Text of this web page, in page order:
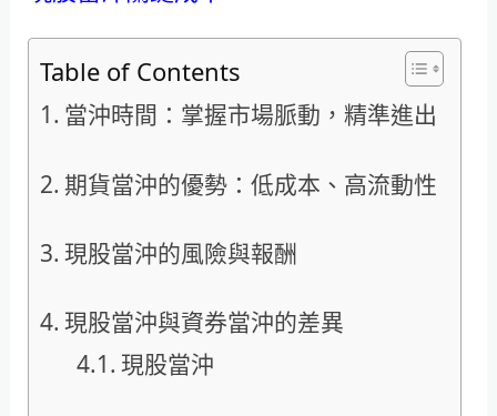
Table of Contents
當沖時間：掌握市場脈動，精準進出
期貨當沖的優勢：低成本、高流動性
現股當沖的風險與報酬
現股當沖與資券當沖的差異
現股當沖